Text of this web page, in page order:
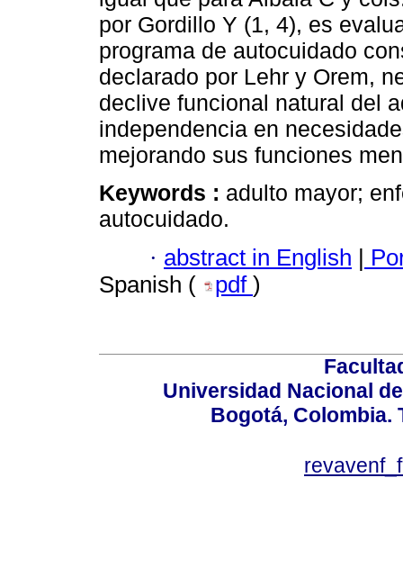
por Gordillo Y (1, 4), es
programa de autocuidado
declarado por Lehr y Orem,
declive funcional natural del
independencia en
mejorando sus funciones
Keywords : adulto mayor;
autocuidado.
· abstract in English |
Spanish (
pdf )
Universidad Nacional
Bogotá, Colombia.